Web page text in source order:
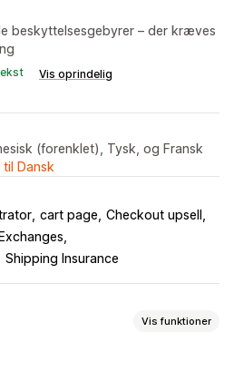
beskyttelsesgebyrer – der kræves
Vis oprindelig
(forenklet), Tysk, og Fransk
Dansk
cart page Checkout upsell
Shipping Insurance
Vis funktioner